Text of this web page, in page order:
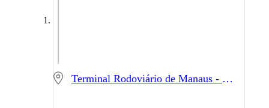
Terminal Rodoviário de Manaus - Manaus - AM